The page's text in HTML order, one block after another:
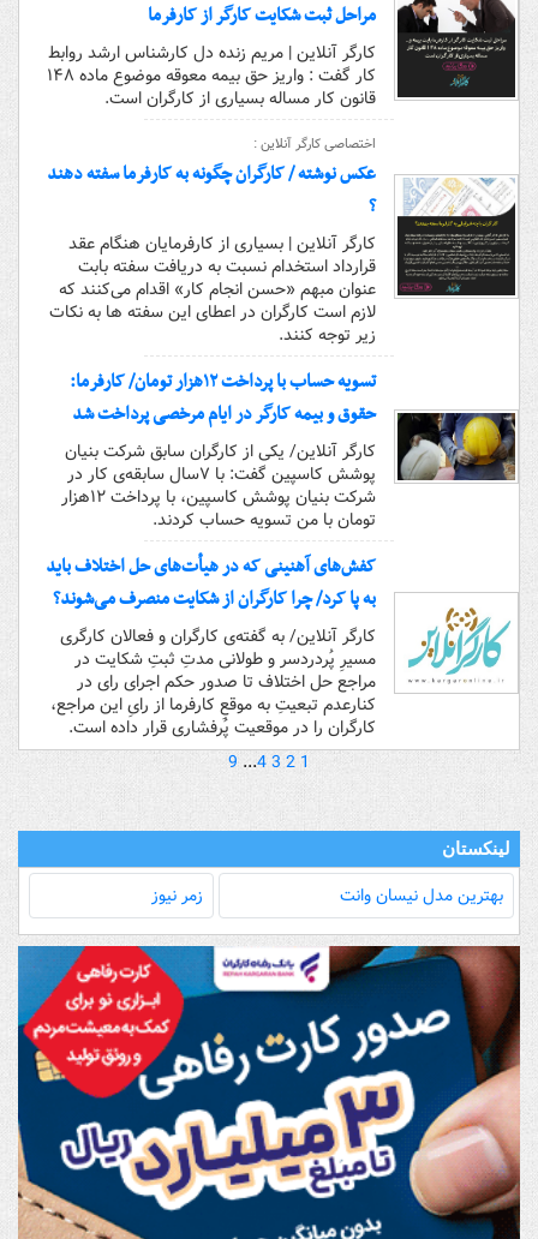
مراحل ثبت شکایت کارگر از کارفرما
کارگر آنلاین | مریم زنده دل کارشناس ارشد روابط
کار گفت : واریز حق بیمه معوقه موضوع ماده ۱۴۸
قانون کار مساله بسیاری از کارگران است.
اختصاصی کارگر آنلاین :
عکس نوشته / کارگران چگونه به کارفرما سفته دهند
؟
کارگر آنلاین | بسیاری از کارفرمایان هنگام عقد
قرارداد استخدام نسبت به دریافت سفته بابت
عنوان مبهم «حسن انجام کار» اقدام می‌کنند که
لازم است کارگران در اعطای این سفته ها به نکات
زیر توجه کنند.
تسویه حساب با پرداخت ۱۲هزار تومان/ کارفرما:
حقوق و بیمه‌ کارگر در ایام مرخصی پرداخت شد
کارگر آنلاین/ یکی از کارگران سابق شرکت بنیان
پوشش کاسپین گفت: با ۷سال سابقه‌ی کار در
شرکت بنیان پوشش کاسپین، با پرداخت ۱۲هزار
تومان با من تسویه حساب کردند.
کفش‌های آهنینی که در هیأت‌های حل اختلاف باید
به پا کرد/ چرا کارگران از شکایت منصرف می‌شوند؟
کارگر آنلاین/ به گفته‌ی کارگران و فعالان کارگری
مسیرِ پُردردسر و طولانی مدتِ ثبتِ شکایت در
مراجع حل اختلاف تا صدور حکم اجرای رای در
کنارعدم تبعیتِ به موقعِ کارفرما از رایِ این مراجع،
کارگران را در موقعیت پُرفشاری قرار داده است.
1
2
3
4
...
9
لینکستان
بهترین مدل‌ نیسان وانت زمر نیوز